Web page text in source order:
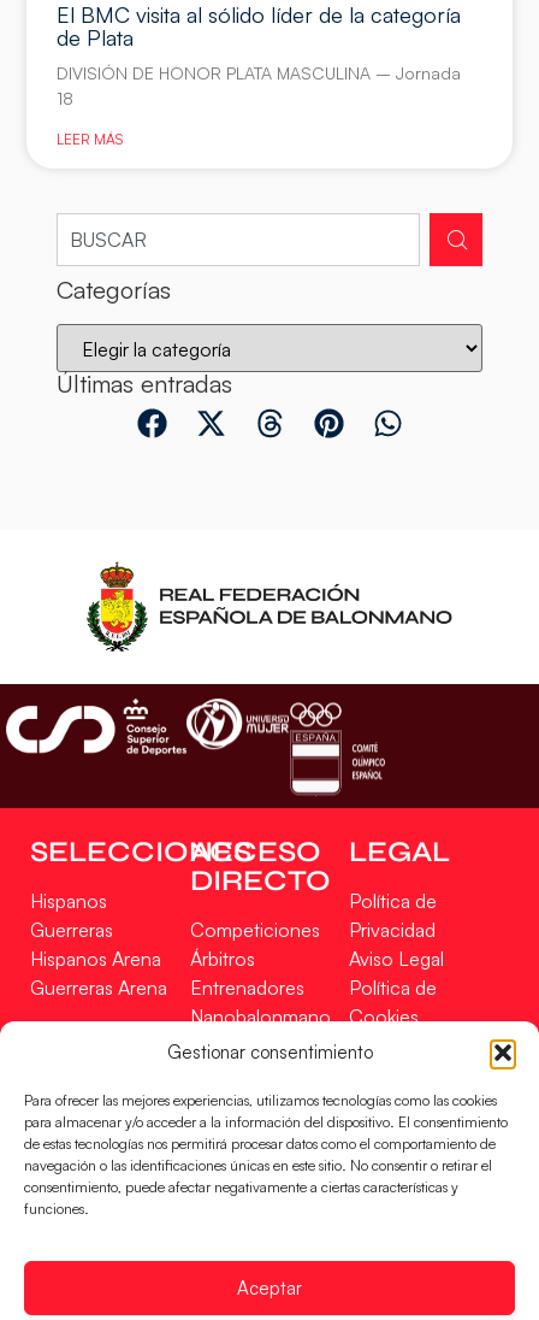
Gestionar consentimiento
Para ofrecer las mejores experiencias, utilizamos tecnologías como las cookies
para almacenar y/o acceder a la información del dispositivo. El consentimiento
de estas tecnologías nos permitirá procesar datos como el comportamiento de
navegación o las identificaciones únicas en este sitio. No consentir o retirar el
consentimiento, puede afectar negativamente a ciertas características y
funciones.
Aceptar
El BMC visita al sólido líder de la categoría
de Plata
DIVISIÓN DE HONOR PLATA MASCULINA – Jornada
18
LEER MÁS
Categorías
Últimas entradas
SELECCIONES
Hispanos
Guerreras
Hispanos Arena
Guerreras Arena
ACCESO
DIRECTO
Competiciones
Árbitros
Entrenadores
Nanobalonmano
Tienda
LEGAL
Política de
Privacidad
Aviso Legal
Política de
Cookies
Mapa Web
Incidencias
CONTACTO
EN
FINANCIADO